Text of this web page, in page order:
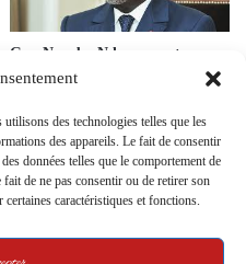
des technologies telles que les
des appareils. Le fait de consentir
données telles que le comportement de
de ne pas consentir ou de retirer son
caractéristiques et fonctions.
Guy Nzouba Ndama : entre
posture d’autonomie et
l’UDB
16 July 2025